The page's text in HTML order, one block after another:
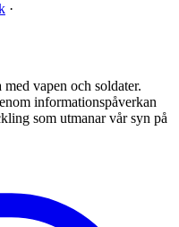
·
vapen och soldater.
informationspåverkan
som utmanar vår syn på